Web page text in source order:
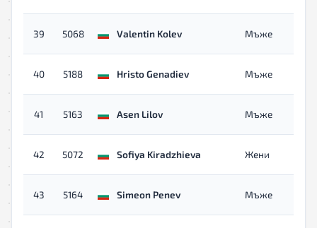
39 5068 Valentin Kolev Мъже
40 5188 Hristo Genadiev Мъже
41 5163 Asen Lilov Мъже
42 5072 Sofiya Kiradzhieva Жени
43 5164 Simeon Penev Мъже